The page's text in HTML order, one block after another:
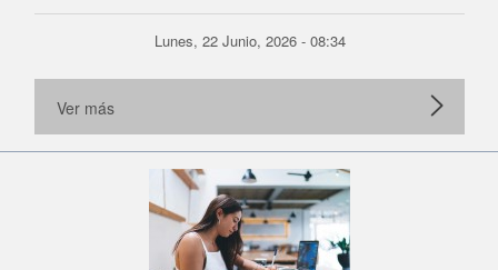
Lunes, 22 Junio, 2026 - 08:34
Ver más